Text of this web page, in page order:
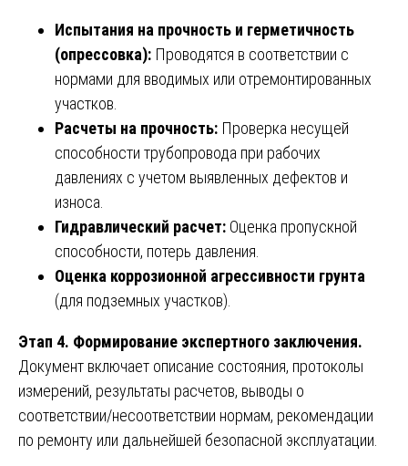
Испытания на прочность и герметичность
(опрессовка): Проводятся в соответствии с
нормами для вводимых или отремонтированных
участков.
Расчеты на прочность: Проверка несущей
способности трубопровода при рабочих
давлениях с учетом выявленных дефектов и
износа.
Гидравлический расчет: Оценка пропускной
способности, потерь давления.
Оценка коррозионной агрессивности грунта
(для подземных участков).
Этап 4. Формирование экспертного заключения.
Документ включает описание состояния, протоколы
измерений, результаты расчетов, выводы о
соответствии/несоответствии нормам, рекомендации
по ремонту или дальнейшей безопасной эксплуатации.